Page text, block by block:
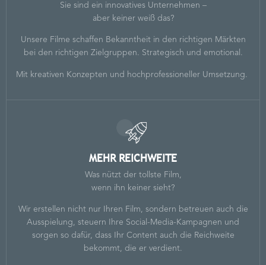
Sie sind ein innovatives Unternehmen –
aber keiner weiß das?
Unsere Filme schaffen Bekanntheit in den richtigen Märkten
bei den richtigen Zielgruppen. Strategisch und emotional.
Mit kreativen Konzepten und hochprofessioneller Umsetzung.
MEHR REICHWEITE
Was nützt der tollste Film,
wenn ihn keiner sieht?
Wir erstellen nicht nur Ihren Film, sondern betreuen auch die
Ausspielung, steuern Ihre Social-Media-Kampagnen und
sorgen so dafür, dass Ihr Content auch die Reichweite
bekommt, die er verdient.